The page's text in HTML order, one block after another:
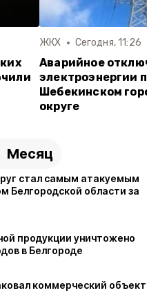
ЖКХ Сегодня, 11:26
Аварийное
электроэнергии
Шебекинском
округе
Месяц
стал самым атакуемым
Белгородской области за
продукции уничтожено
в Белгороде
коммерческий объект